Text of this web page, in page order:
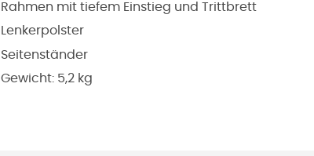
Rahmen mit tiefem Einstieg und Trittbrett
Lenkerpolster
Seitenständer
Gewicht: 5,2 kg